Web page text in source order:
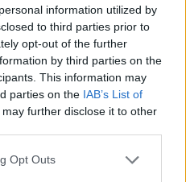
information utilized by
to third parties prior to
opt-out of the further
by third parties on the
This information may
parties on the IAB’s List of
may further disclose it to other
uses one or more Google
Opt Outs